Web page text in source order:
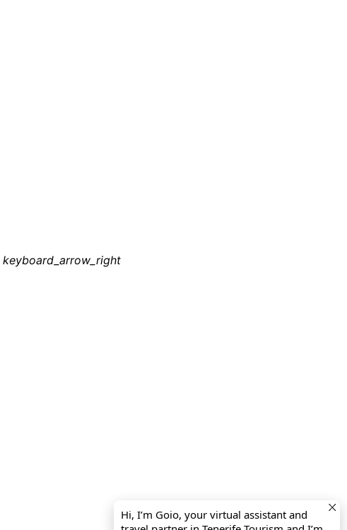
Hi, I’m Goio, your virtual assistant and
keyboard_arrow_right